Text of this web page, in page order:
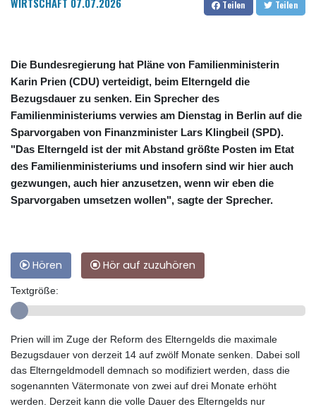
Teilen Teilen
Die Bundesregierung hat Pläne von Familienministerin
Karin Prien (CDU) verteidigt, beim Elterngeld die
Bezugsdauer zu senken. Ein Sprecher des
Familienministeriums verwies am Dienstag in Berlin auf die
Sparvorgaben von Finanzminister Lars Klingbeil (SPD).
"Das Elterngeld ist der mit Abstand größte Posten im Etat
des Familienministeriums und insofern sind wir hier auch
gezwungen, auch hier anzusetzen, wenn wir eben die
Sparvorgaben umsetzen wollen", sagte der Sprecher.
Hören Hör auf zuzuhören
Textgröße:
Prien will im Zuge der Reform des Elterngelds die maximale
Bezugsdauer von derzeit 14 auf zwölf Monate senken. Dabei soll
das Elterngeldmodell demnach so modifiziert werden, dass die
sogenannten Vätermonate von zwei auf drei Monate erhöht
werden. Derzeit kann die volle Dauer des Elterngelds nur